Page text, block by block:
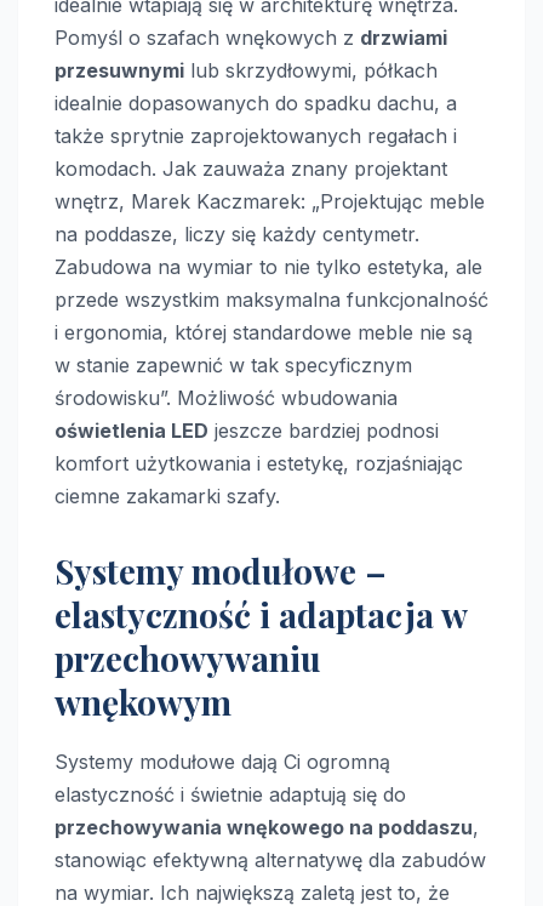
idealnie wtapiają się w architekturę wnętrza.
Pomyśl o szafach wnękowych z drzwiami
przesuwnymi lub skrzydłowymi, półkach
idealnie dopasowanych do spadku dachu, a
także sprytnie zaprojektowanych regałach i
komodach. Jak zauważa znany projektant
wnętrz, Marek Kaczmarek: „Projektując meble
na poddasze, liczy się każdy centymetr.
Zabudowa na wymiar to nie tylko estetyka, ale
przede wszystkim maksymalna funkcjonalność
i ergonomia, której standardowe meble nie są
w stanie zapewnić w tak specyficznym
środowisku”. Możliwość wbudowania
oświetlenia LED jeszcze bardziej podnosi
komfort użytkowania i estetykę, rozjaśniając
ciemne zakamarki szafy.
Systemy modułowe –
elastyczność i adaptacja w
przechowywaniu
wnękowym
Systemy modułowe dają Ci ogromną
elastyczność i świetnie adaptują się do
przechowywania wnękowego na poddaszu,
stanowiąc efektywną alternatywę dla zabudów
na wymiar. Ich największą zaletą jest to, że